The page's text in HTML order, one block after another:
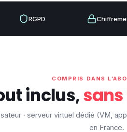
RGPD
COMPRIS DANS
inclus,
· serveur virtuel dédié (VM,
en France.